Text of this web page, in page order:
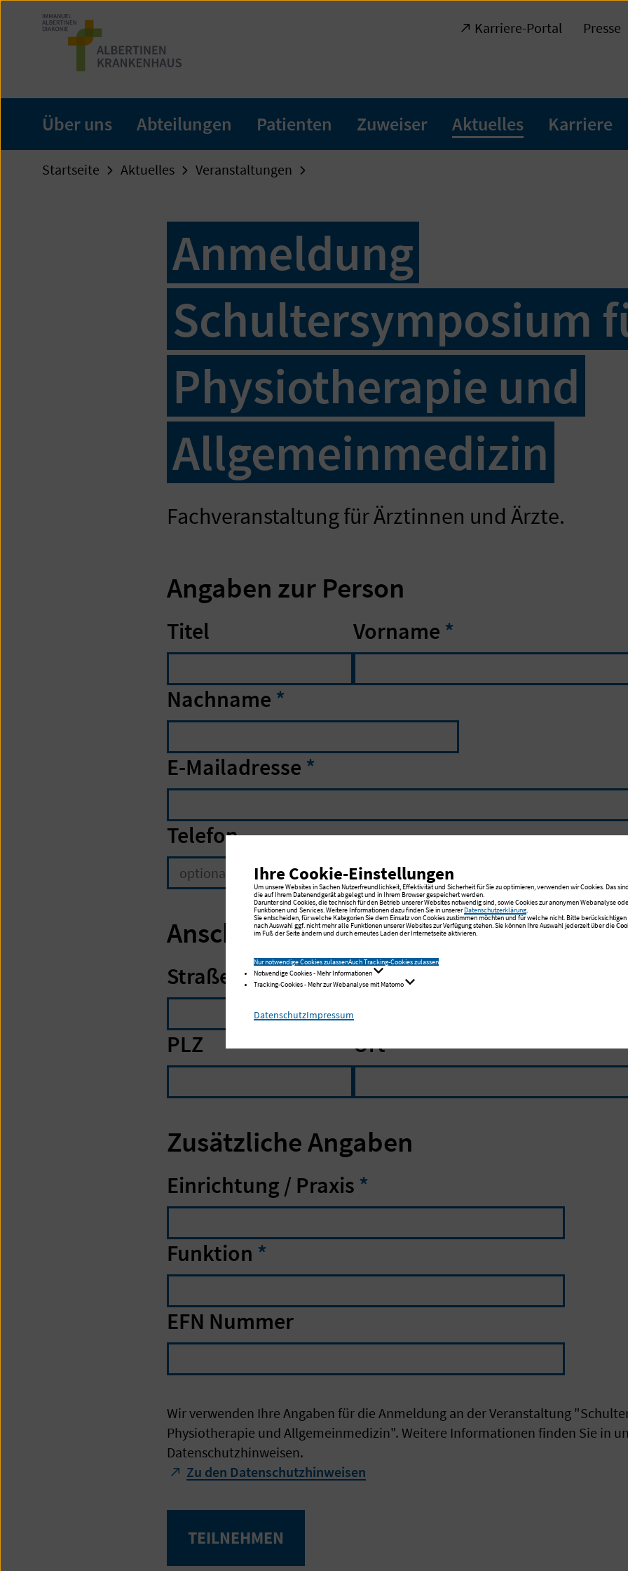
Zum
Seiteninhalt
Karriere-Portal Presse
Über uns Abteilungen Patienten Zuweiser Aktuelles Karriere
Startseite Aktuelles Veranstaltungen
Anmeldung
Schultersymposium
Physiotherapie und
Allgemeinmedizin
Fachveranstaltung für Ärztinnen und Ärzte.
Angaben zur Person
Titel Vorname *
Nachname *
E-Mailadresse *
Telefon
Anschrift
Straße
PLZ Ort
Zusätzliche Angaben
Einrichtung / Praxis *
Funktion *
EFN Nummer
Wir verwenden Ihre Angaben für die Anmeldung an der Veranstaltung
Physiotherapie und Allgemeinmedizin". Weitere Informationen finden Sie in
Datenschutzhinweisen.
Zu den Datenschutzhinweisen
TEILNEHMEN
Ihre Cookie-Einstellungen
Um unsere Websites in Sachen Nutzerfreundlichkeit, Effektivität und Sicherheit für Sie zu optimieren, verwenden wir Cookies. Das
die auf Ihrem Datenendgerät abgelegt und in Ihrem Browser gespeichert werden.
Darunter sind Cookies, die technisch für den Betrieb unserer Websites notwendig sind, sowie Cookies zur anonymen Webanalyse
Funktionen und Services. Weitere Informationen dazu finden Sie in unsererDatenschutzerklärung
Sie entscheiden, für welche Kategorien Sie dem Einsatz von Cookies zustimmen möchten und für welche nicht. Bitte berücksichtigen
nach Auswahl ggf. nicht mehr alle Funktionen unserer Websites zur Verfügung stehen. Sie können Ihre Auswahl jederzeit über die
im Fuß der Seite ändern und durch erneutes Laden der Internetseite aktivieren.
Nur notwendige Cookies zulassenAuch Tracking-Cookies zulassen
Notwendige Cookies - Mehr Informationen
Tracking-Cookies - Mehr zur Webanalyse mit Matomo
DatenschutzImpressum